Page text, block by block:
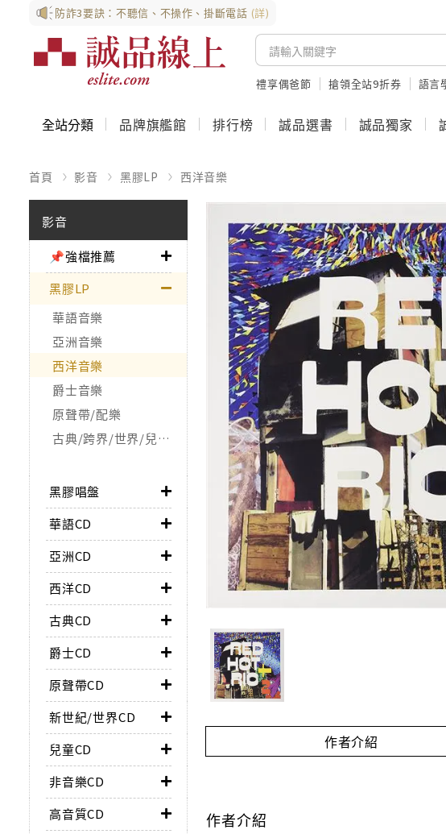
防詐3要訣：不聽信、不操作、掛斷電話 (詳)
禮享偶爸節 搶領全站9折券 語言
全站分類 品牌旗艦館 排行榜 誠品選書 誠品獨家
首頁 影音 黑膠LP 西洋音樂
影音
📌強檔推薦
黑膠LP
華語音樂
亞洲音樂
西洋音樂
爵士音樂
原聲帶/配樂
古典/跨界/世界/兒童/非音樂類
黑膠唱盤
華語CD
亞洲CD
西洋CD
古典CD
爵士CD
原聲帶CD
新世紀/世界CD
兒童CD
非音樂CD
高音質CD
作者介紹
作者介紹